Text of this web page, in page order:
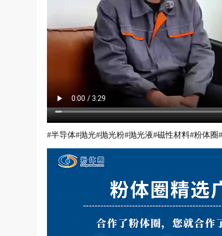
#半导体#抛光#抛光粉#抛光液#磁性材料#粉体